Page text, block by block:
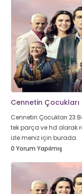
Cennetin Çocukları
Cennetin Çocukları
tek parça ve hd olarak
izle meniz için burada.
0 Yorum Yapılmış